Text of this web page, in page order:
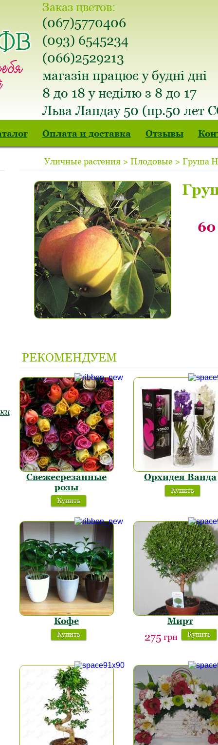
Заказ цветов:
(067)5770406
(093) 6545234
(066)2529213
магазін працює у будні дні
8 до 18 у неділю з 8 до 17
Льва Ландау 50 (пр.50 лет
Оплата и доставка Отзывы
Уличные растения > Плодовые > Груша
60
РЕКОМЕНДУЕМ
Свежесрезанные
розы
Купить
Орхидея Ванда
Купить
Кофе
Купить
Мирт
275 грн Купить